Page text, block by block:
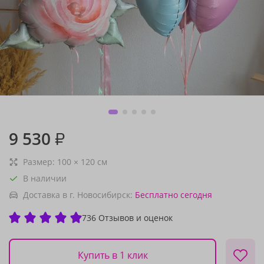
9 530 ₽
Размер: 100 × 120 см
В наличии
Доставка в г. Новосибирск: Бесплатно сегодня
736 Отзывов и оценок
Купить в 1 клик